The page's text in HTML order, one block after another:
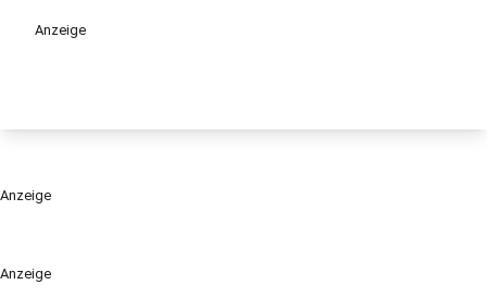
Anzeige
Anzeige
Anzeige